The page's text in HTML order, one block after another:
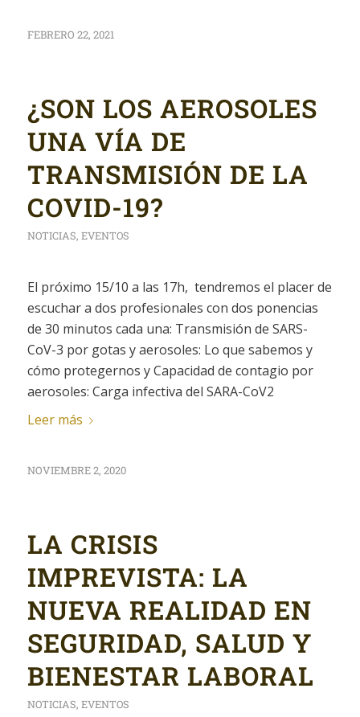
FEBRERO 22, 2021
¿SON LOS AEROSOLES
UNA VÍA DE
TRANSMISIÓN DE LA
COVID-19?
NOTICIAS, EVENTOS
El próximo 15/10 a las 17h, tendremos el placer de
escuchar a dos profesionales con dos ponencias
de 30 minutos cada una: Transmisión de SARS-
CoV-3 por gotas y aerosoles: Lo que sabemos y
cómo protegernos y Capacidad de contagio por
aerosoles: Carga infectiva del SARA-CoV2
Leer más
NOVIEMBRE 2, 2020
LA CRISIS
IMPREVISTA: LA
NUEVA REALIDAD EN
SEGURIDAD, SALUD Y
BIENESTAR LABORAL
NOTICIAS, EVENTOS